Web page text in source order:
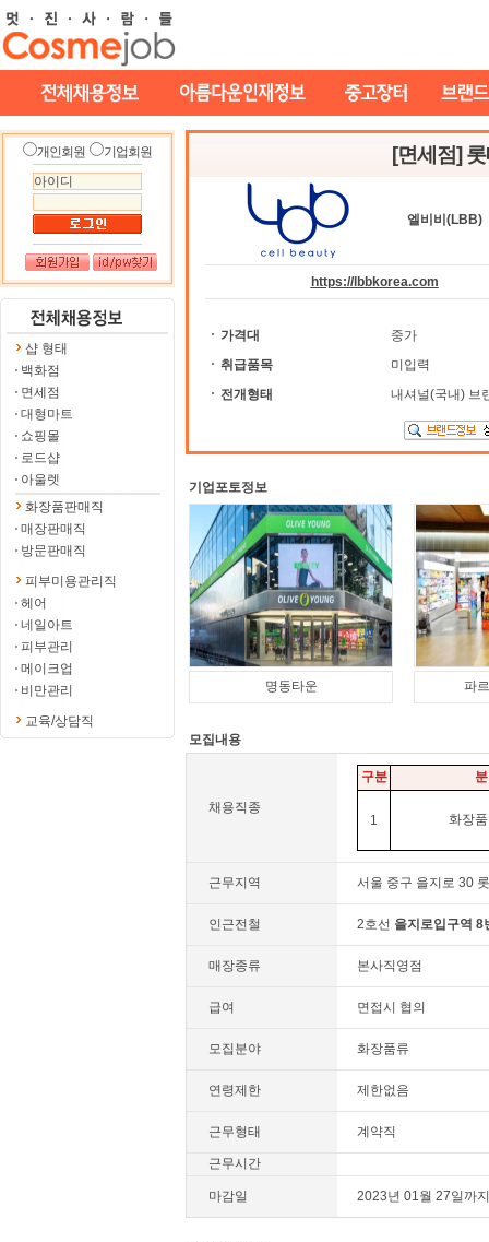
개인회원 기업회원
샵 형태
백화점
면세점
대형마트
쇼핑몰
로드샵
아울렛
화장품판매직
매장판매직
방문판매직
피부미용관리직
헤어
네일아트
피부관리
메이크업
비만관리
교육/상담직
[면세점]
엘비비(LBB)
https://lbbkorea.com
가격대
중가
취급품목
미입력
전개형태
내셔널(국내) 브
기업포토정보
명동타운 파
모집내용
채용직종
구분
1 화장
근무지역 서울 중구 을지로 30
인근전철 2호선 을지로입구역 8
매장종류 본사직영점
급여 면접시 협의
모집분야 화장품류
연령제한 제한없음
근무형태 계약직
근무시간
마감일 2023년 01월 27일까지